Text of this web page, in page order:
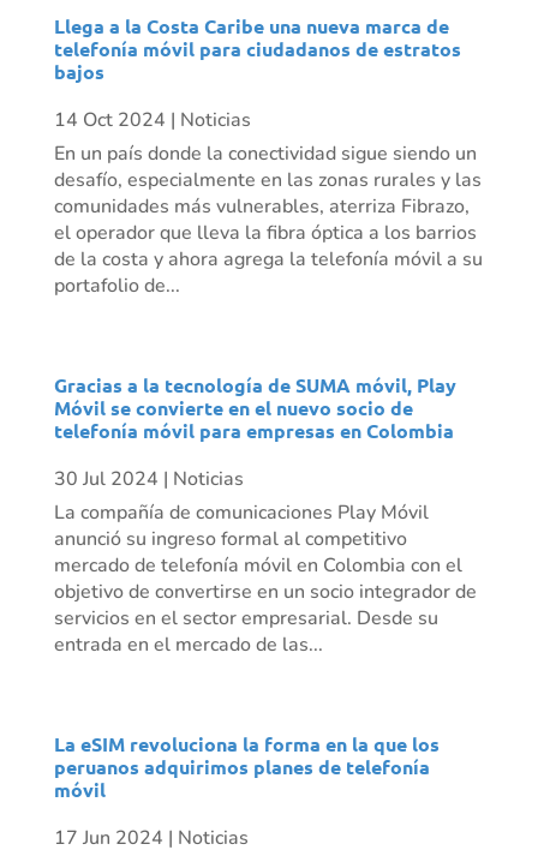
Llega a la Costa Caribe una nueva marca de
telefonía móvil para ciudadanos de estratos
bajos
14 Oct 2024 | Noticias
En un país donde la conectividad sigue siendo un
desafío, especialmente en las zonas rurales y las
comunidades más vulnerables, aterriza Fibrazo,
el operador que lleva la fibra óptica a los barrios
de la costa y ahora agrega la telefonía móvil a su
portafolio de...
Gracias a la tecnología de SUMA móvil, Play
Móvil se convierte en el nuevo socio de
telefonía móvil para empresas en Colombia
30 Jul 2024 | Noticias
La compañía de comunicaciones Play Móvil
anunció su ingreso formal al competitivo
mercado de telefonía móvil en Colombia con el
objetivo de convertirse en un socio integrador de
servicios en el sector empresarial. Desde su
entrada en el mercado de las...
La eSIM revoluciona la forma en la que los
peruanos adquirimos planes de telefonía
móvil
17 Jun 2024 | Noticias